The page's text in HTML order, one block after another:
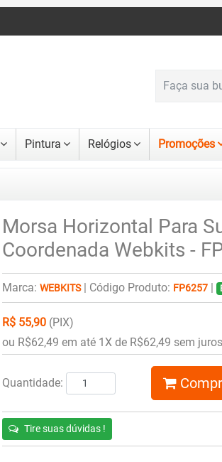
Pintura Relógios Promoções
Morsa Horizontal Para
Coordenada Webkits -
Marca: WEBKITS| Código Produto: FP6257
R$ 55,90 (PIX)
ou R$62,49 em até 1X de R$62,49 sem juros
Quantidade:
Tire suas dúvidas !